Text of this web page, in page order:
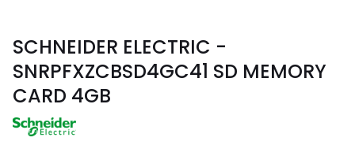
SCHNEIDER ELECTRIC -
SNRPFXZCBSD4GC41 SD MEMORY
CARD 4GB